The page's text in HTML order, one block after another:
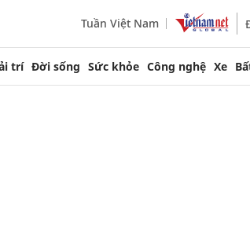
Tuần Việt Nam
trí Đời sống Sức khỏe Công nghệ Xe